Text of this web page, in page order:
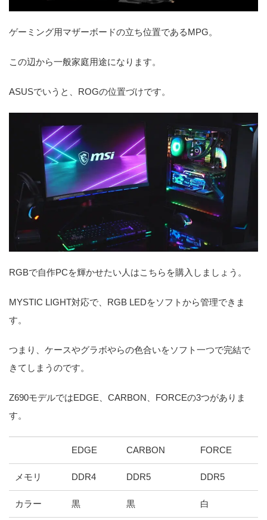
ゲーミング用マザーボードの立ち位置であるMPG。
この辺から一般家庭用途になります。
ASUSでいうと、ROGの位置づけです。
RGBで自作PCを輝かせたい人はこちらを購入しましょう。
MYSTIC LIGHT対応で、RGB LEDをソフトから管理できま
す。
つまり、ケースやグラボやらの色合いをソフト一つで完結で
きてしまうのです。
Z690モデルではEDGE、CARBON、FORCEの3つがありま
す。
EDGE CARBON FORCE
メモリ DDR4 DDR5 DDR5
カラー 黒 黒 白